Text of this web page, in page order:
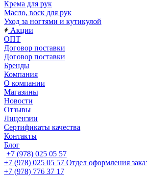
Крема для рук
Масло, воск для рук
Уход за ногтями и кутикулой
Акции
ОПТ
Договор поставки
Договор поставки
Бренды
Компания
О компании
Магазины
Новости
Отзывы
Лицензии
Сертификаты качества
Контакты
Блог
+7 (978) 025 05 57
+7 (978) 025 05 57 Отдел оформления
+7 (978) 776 37 17